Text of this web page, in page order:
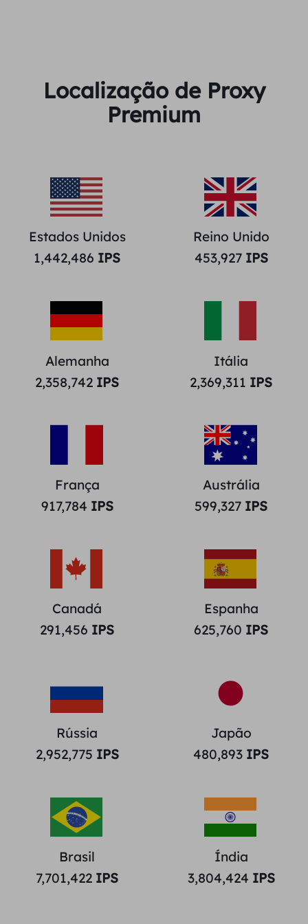
Localização de Proxy
Premium
Estados Unidos
1,442,486 IPS
Reino Unido
453,927IPS
Alemanha
2,358,742 IPS
Itália
2,369,311 IPS
França
917,784 IPS
Austrália
599,327 IPS
Canadá
291,456 IPS
Espanha
625,760 IPS
Rússia
2,952,775 IPS
Japão
480,893 IPS
Brasil
7,701,422 IPS
Índia
3,804,424 IPS